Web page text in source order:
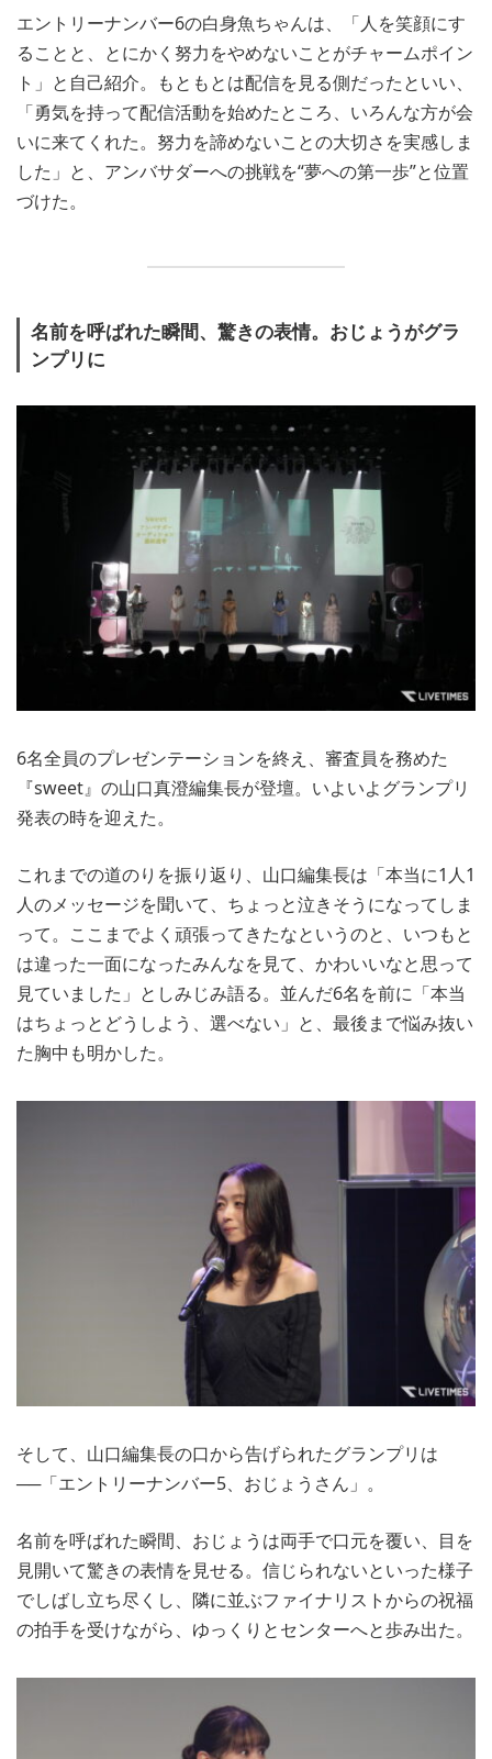
エントリーナンバー6の白身魚ちゃんは、「人を笑顔にす
ることと、とにかく努力をやめないことがチャームポイン
ト」と自己紹介。もともとは配信を見る側だったといい、
「勇気を持って配信活動を始めたところ、いろんな方が会
いに来てくれた。努力を諦めないことの大切さを実感しま
した」と、アンバサダーへの挑戦を“夢への第一歩”と位置
づけた。
名前を呼ばれた瞬間、驚きの表情。おじょうがグラ
ンプリに
6名全員のプレゼンテーションを終え、審査員を務めた
『sweet』の山口真澄編集長が登壇。いよいよグランプリ
発表の時を迎えた。
これまでの道のりを振り返り、山口編集長は「本当に1人1
人のメッセージを聞いて、ちょっと泣きそうになってしま
って。ここまでよく頑張ってきたなというのと、いつもと
は違った一面になったみんなを見て、かわいいなと思って
見ていました」としみじみ語る。並んだ6名を前に「本当
はちょっとどうしよう、選べない」と、最後まで悩み抜い
た胸中も明かした。
そして、山口編集長の口から告げられたグランプリは
──「エントリーナンバー5、おじょうさん」。
名前を呼ばれた瞬間、おじょうは両手で口元を覆い、目を
見開いて驚きの表情を見せる。信じられないといった様子
でしばし立ち尽くし、隣に並ぶファイナリストからの祝福
の拍手を受けながら、ゆっくりとセンターへと歩み出た。